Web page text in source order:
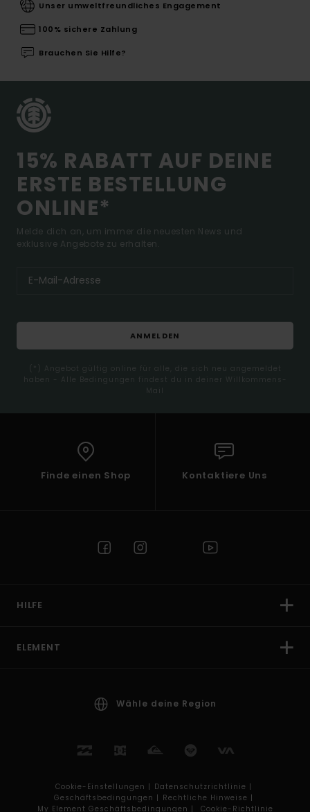
Unser umweltfreundliches Engagement
100% sichere Zahlung
Brauchen Sie Hilfe?
15% RABATT AUF DEINE
ERSTE BESTELLUNG
ONLINE*
Melde dich an, um immer die neuesten News und
exklusive Angebote zu erhalten.
ANMELDEN
(*) Angebot gültig online für alle, die sich neu angemeldet
haben - Alle Bedingungen findest du in deiner Willkommens-
Mail
Finde einen Shop Kontaktiere Uns
HILFE
ELEMENT
Wähle deine Region
Cookie-Einstellungen | Datenschutzrichtlinie |
Geschäftsbedingungen | Rechtliche Hinweise |
My Element Geschäftsbedingungen |
Cookie-Richtlinie